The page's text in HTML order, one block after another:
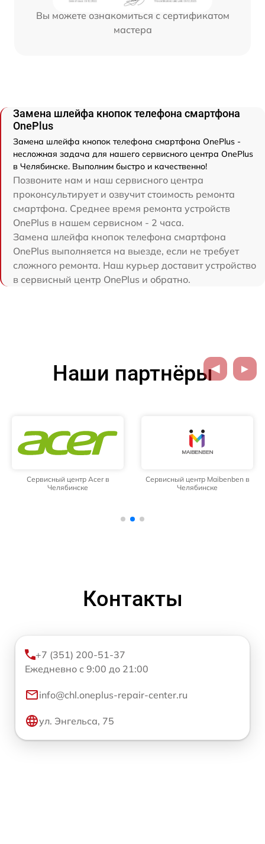
Вы можете ознакомиться с сертификатом
мастера
Замена шлейфа кнопок телефона смартфона
OnePlus
Замена шлейфа кнопок телефона смартфона OnePlus -
несложная задача для нашего сервисного центра OnePlus
в Челябинске. Выполним быстро и качественно!
Позвоните нам и наш сервисного центра
проконсультирует и озвучит стоимость ремонта
смартфона. Среднее время ремонта устройств
OnePlus в нашем сервисном - 2 часа.
Замена шлейфа кнопок телефона смартфона
OnePlus выполняется на выезде, если не требует
сложного ремонта. Наш курьер доставит устройство
в сервисный центр OnePlus и обратно.
Наши партнёры
Сервисный центр Acer в
Челябинске
Сервисный центр Maibenben в
Челябинске
Контакты
+7 (351) 200-51-37
Ежедневно с 9:00 до 21:00
info@chl.oneplus-repair-center.ru
ул. Энгельса, 75